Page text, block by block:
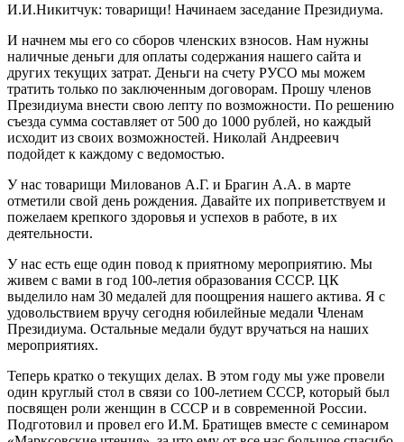
И.И.Никитчук: товарищи! Начинаем заседание Президиума.
И начнем мы его со сборов членских взносов. Нам нужны
наличные деньги для оплаты содержания нашего сайта и
других текущих затрат. Деньги на счету РУСО мы можем
тратить только по заключенным договорам. Прошу членов
Президиума внести свою лепту по возможности. По решению
съезда сумма составляет от 500 до 1000 рублей, но каждый
исходит из своих возможностей. Николай Андреевич
подойдет к каждому с ведомостью.
У нас товарищи Милованов А.Г. и Брагин А.А. в марте
отметили свой день рождения. Давайте их поприветствуем и
пожелаем крепкого здоровья и успехов в работе, в их
деятельности.
У нас есть еще один повод к приятному мероприятию. Мы
живем с вами в год 100-летия образования СССР. ЦК
выделило нам 30 медалей для поощрения нашего актива. Я с
удовольствием вручу сегодня юбилейные медали Членам
Президиума. Остальные медали будут вручаться на наших
мероприятиях.
Теперь кратко о текущих делах. В этом году мы уже провели
один круглый стол в связи со 100-летием СССР, который был
посвящен роли женщин в СССР и в современной России.
Подготовил и провел его И.М. Братищев вместе с семинаром